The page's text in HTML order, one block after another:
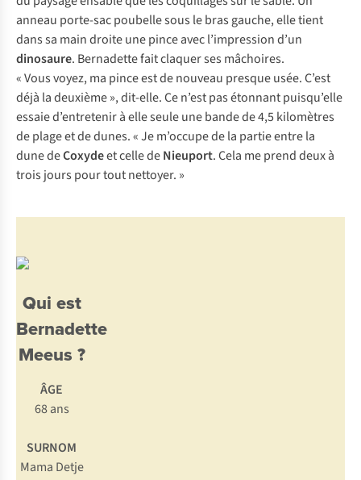
anneau porte-sac poubelle sous le bras gauche, elle tient
dans sa main droite une pince avec l’impression d’un
dinosaure. Bernadette fait claquer ses mâchoires.
« Vous voyez, ma pince est de nouveau presque usée. C’est
déjà la deuxième », dit-elle. Ce n’est pas étonnant puisqu’elle
essaie d’entretenir à elle seule une bande de 4,5 kilomètres
de plage et de dunes. « Je m’occupe de la partie entre la
dune deCoxydeet celle deNieuport. Cela me prend deux à
trois jours pour tout nettoyer. »
Qui est
Bernadette
Meeus ?
ÂGE
68 ans
SURNOM
Mama Detje